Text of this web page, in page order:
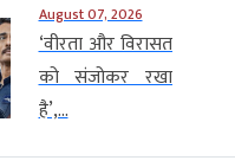
August 07, 2026
‘वीरता और विरासत
को संजोकर रखा
है’,...